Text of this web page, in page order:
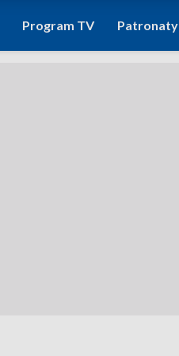
Program TV Patronaty